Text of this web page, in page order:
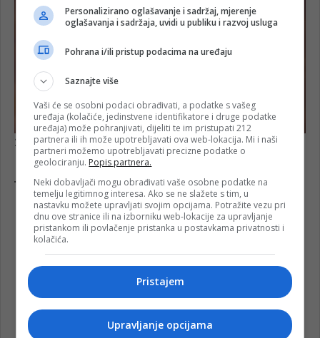
Personalizirano oglašavanje i sadržaj, mjerenje
oglašavanja i sadržaja, uvidi u publiku i razvoj usluga
Pohrana i/ili pristup podacima na uređaju
Saznajte više
Vaši će se osobni podaci obrađivati, a podatke s vašeg
uređaja (kolačiće, jedinstvene identifikatore i druge podatke
uređaja) može pohranjivati, dijeliti te im pristupati 212
partnera ili ih može upotrebljavati ova web-lokacija. Mi i naši
partneri možemo upotrebljavati precizne podatke o
geolociranju. Popis partnera.
Neki dobavljači mogu obrađivati vaše osobne podatke na
temelju legitimnog interesa. Ako se ne slažete s tim, u
nastavku možete upravljati svojim opcijama. Potražite vezu pri
dnu ove stranice ili na izborniku web-lokacije za upravljanje
pristankom ili povlačenje pristanka u postavkama privatnosti i
kolačića.
Pristajem
Upravljanje opcijama